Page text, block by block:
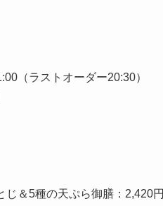
（ラストオーダー20:30）
じ＆5種の天ぷら御膳：2,420円